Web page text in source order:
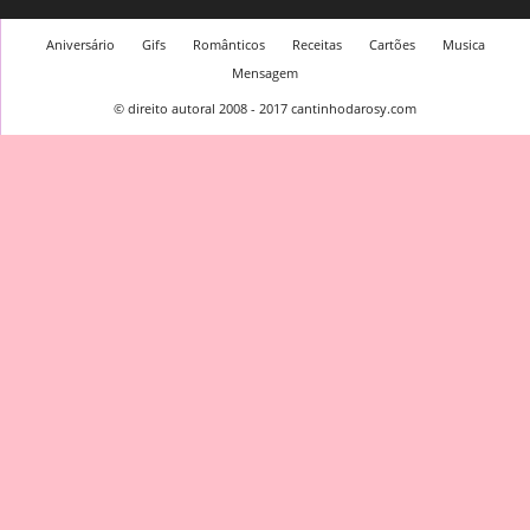
Aniversário Gifs Românticos Receitas Cartões
Musica
Mensagem
© direito autoral 2008 - 2017 cantinhodarosy.com